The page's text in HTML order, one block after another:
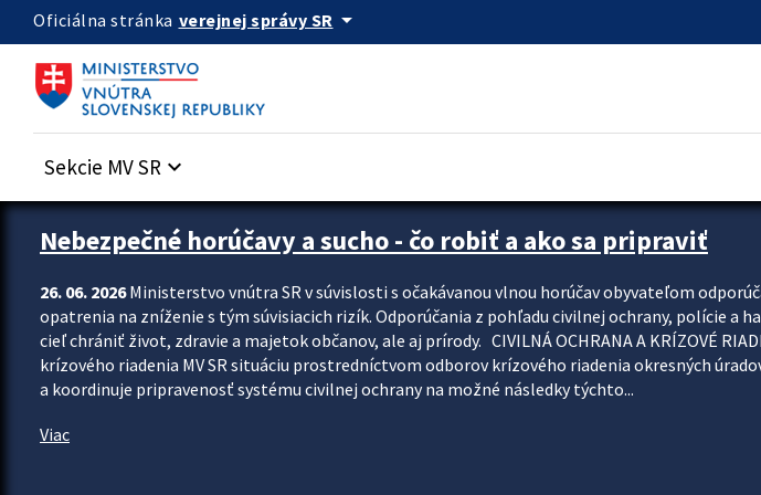
Preskocit na hlavný obsah
Oficiálna stránka verejnej správy SR arrow_drop_down
Sekcie MV SR keyboard_arrow_down
Zastavit automatický posun upútavok
Nebezpečné horúčavy a sucho - čo robiť a ako sa pripraviť
26. 06. 2026Ministerstvo vnútra SR v súvislosti s očakávanou vlnou horúčav obyvateľom
opatrenia na zníženie s tým súvisiacich rizík. Odporúčania z pohľadu civilnej ochrany, polície a
cieľ chrániť život, zdravie a majetok občanov, ale aj prírody. CIVILNÁ OCHRANA A KRÍZOVÉ
krízového riadenia MV SR situáciu prostredníctvom odborov krízového riadenia okresných
a koordinuje pripravenosť systému civilnej ochrany na možné následky týchto...
Viac